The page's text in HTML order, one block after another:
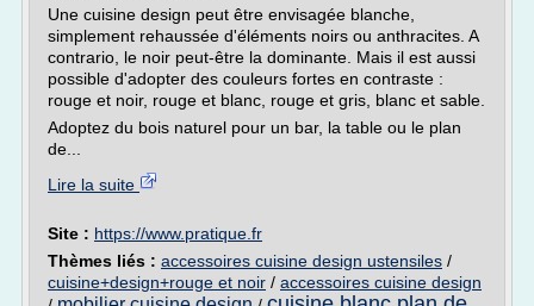
Une cuisine design peut être envisagée blanche,
simplement rehaussée d'éléments noirs ou anthracites. A
contrario, le noir peut-être la dominante. Mais il est aussi
possible d'adopter des couleurs fortes en contraste :
rouge et noir, rouge et blanc, rouge et gris, blanc et sable.
Adoptez du bois naturel pour un bar, la table ou le plan
de...
Lire la suite
Site : https://www.pratique.fr
Thèmes liés : accessoires cuisine design ustensiles /
cuisine+design+rouge et noir / accessoires cuisine design